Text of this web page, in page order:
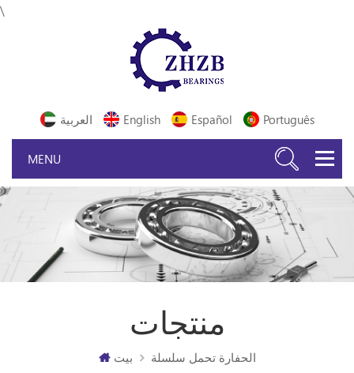
\
العربية English Español Português
منتجات
بيت الحفارة تحمل سلسلة